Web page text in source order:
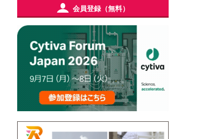
会員登録（無料）